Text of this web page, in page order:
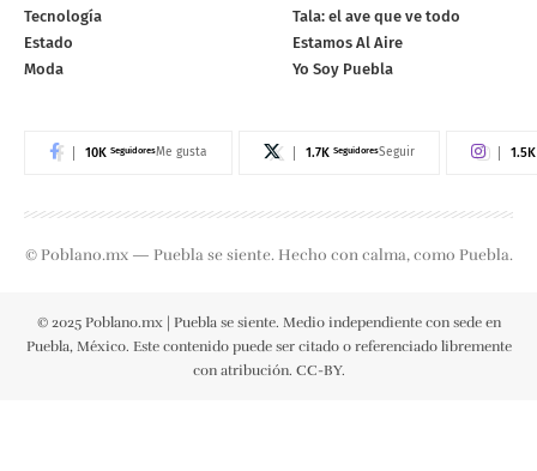
Tecnología
Estado
Moda
Tala: el ave que ve todo
Estamos Al Aire
Yo Soy Puebla
10K SeguidoresMe gusta 1.7K SeguidoresSeguir 1.5K
© Poblano.mx — Puebla se siente. Hecho con calma, como Puebla.
© 2025 Poblano.mx | Puebla se siente. Medio independiente con sede en
Puebla, México. Este contenido puede ser citado o referenciado libremente
con atribución. CC-BY.